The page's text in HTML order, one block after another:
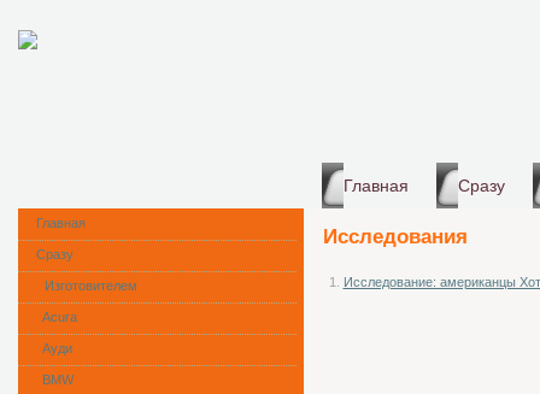
Главная Сразу
Исследования
1. Исследование: американцы
Главная
Сразу
Изготовителем
Acura
Ауди
BMW